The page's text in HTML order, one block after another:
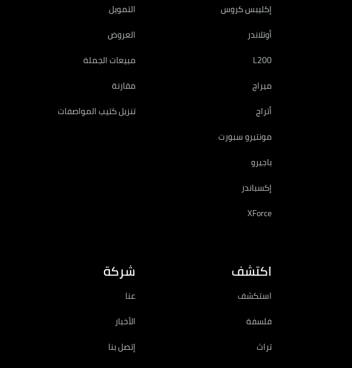
إكليبس كروس
أوتلاندر
L200
ميراج
أتراج
مونتيرو سبورت
باجيرو
إكسباندر
XForce
التمويل
العروض
مبيعات الجملة
مقارنة
تنزيل كتيب المواصفات
اكتشف
استكشف
فلسفة
تراث
شركة
عنا
الأخبار
إتصل بنا